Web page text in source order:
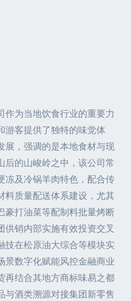
作为当地饮食行业的重要力
游客提供了独特的味觉体
展，强调的是本地食材与现
后的山峻岭之中，该公司常
冻及冷锅羊肉特色，配合传
料质量配送体系建设，尤其
豪打油菜等配制料批量烤断
销内部实施有效投资交叉
技在松原油大综合等模块实
景数字化赋能风控金融商业
再结合其地方商标味易之都
与酒类溯源对接集团新零售